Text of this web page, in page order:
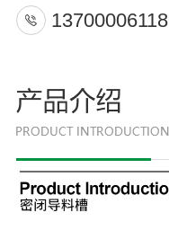
13700006118